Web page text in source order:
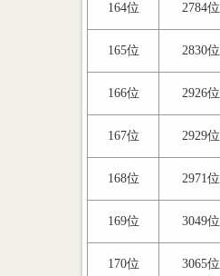
164位 2784位
165位 2830位
166位 2926位
167位 2929位
168位 2971位
169位 3049位
170位 3065位